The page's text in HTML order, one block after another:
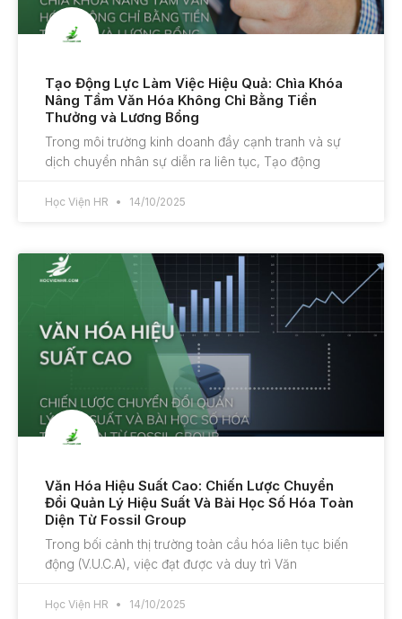
Tạo Động Lực Làm Việc Hiệu Quả: Chìa Khóa
Nâng Tầm Văn Hóa Không Chỉ Bằng Tiền
Thưởng và Lương Bổng
Trong môi trường kinh doanh đầy cạnh tranh và sự
dịch chuyển nhân sự diễn ra liên tục, Tạo động
Học Viện HR 14/10/2025
Văn Hóa Hiệu Suất Cao: Chiến Lược Chuyển
Đổi Quản Lý Hiệu Suất Và Bài Học Số Hóa Toàn
Diện Từ Fossil Group
Trong bối cảnh thị trường toàn cầu hóa liên tục biến
động (V.U.C.A), việc đạt được và duy trì Văn
Học Viện HR 14/10/2025